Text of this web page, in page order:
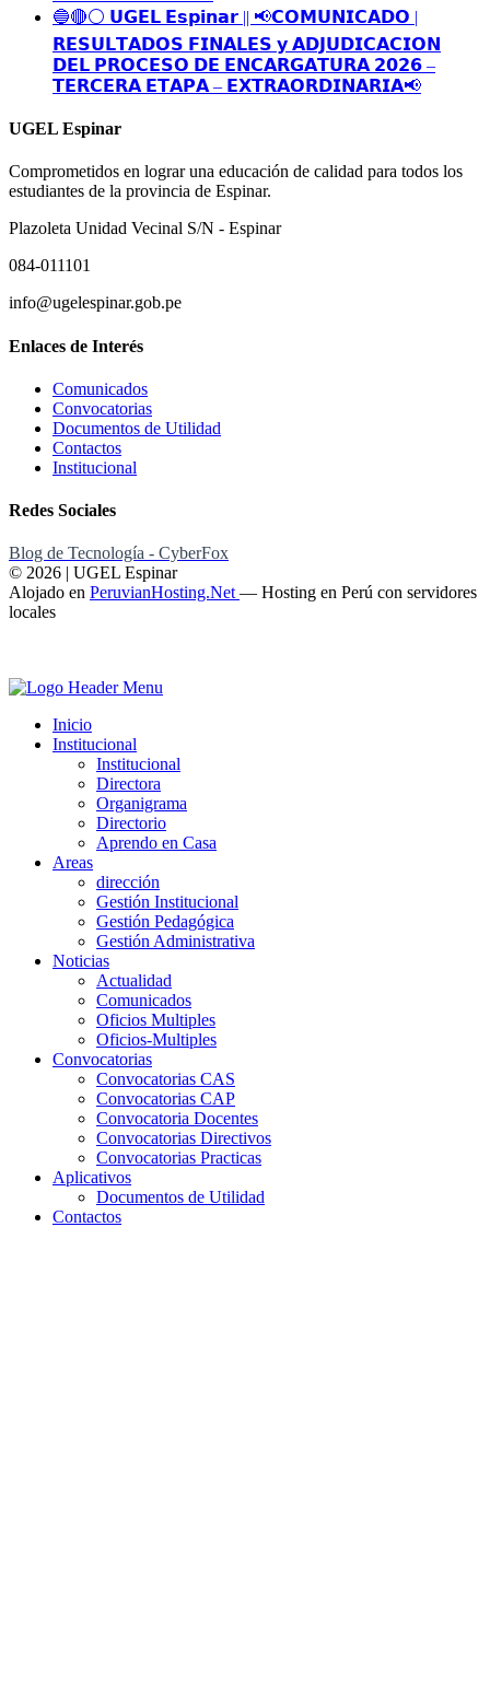
🔵🔴⚪️ 𝗨𝗚𝗘𝗟 𝗘𝘀𝗽𝗶𝗻𝗮𝗿 || 📢𝗖𝗢𝗠𝗨𝗡𝗜𝗖𝗔𝗗𝗢 |
𝗥𝗘𝗦𝗨𝗟𝗧𝗔𝗗𝗢𝗦 𝗙𝗜𝗡𝗔𝗟𝗘𝗦 𝘆 𝗔𝗗𝗝𝗨𝗗𝗜𝗖𝗔𝗖𝗜𝗢𝗡
𝗗𝗘𝗟 𝗣𝗥𝗢𝗖𝗘𝗦𝗢 𝗗𝗘 𝗘𝗡𝗖𝗔𝗥𝗚𝗔𝗧𝗨𝗥𝗔 𝟮𝟬𝟮𝟲 –
𝗧𝗘𝗥𝗖𝗘𝗥𝗔 𝗘𝗧𝗔𝗣𝗔 – 𝗘𝗫𝗧𝗥𝗔𝗢𝗥𝗗𝗜𝗡𝗔𝗥𝗜𝗔📢
UGEL Espinar
Comprometidos en lograr una educación de calidad para todos los
estudiantes de la provincia de Espinar.
Plazoleta Unidad Vecinal S/N - Espinar
084-011101
info@ugelespinar.gob.pe
Enlaces de Interés
Comunicados
Convocatorias
Documentos de Utilidad
Contactos
Institucional
Redes Sociales
Blog de Tecnología - CyberFox
© 2026 | UGEL Espinar
Alojado en PeruvianHosting.Net — Hosting en Perú con servidores
locales
Inicio
Institucional
Institucional
Directora
Organigrama
Directorio
Aprendo en Casa
Areas
dirección
Gestión Institucional
Gestión Pedagógica
Gestión Administrativa
Noticias
Actualidad
Comunicados
Oficios Multiples
Oficios-Multiples
Convocatorias
Convocatorias CAS
Convocatorias CAP
Convocatoria Docentes
Convocatorias Directivos
Convocatorias Practicas
Aplicativos
Documentos de Utilidad
Contactos